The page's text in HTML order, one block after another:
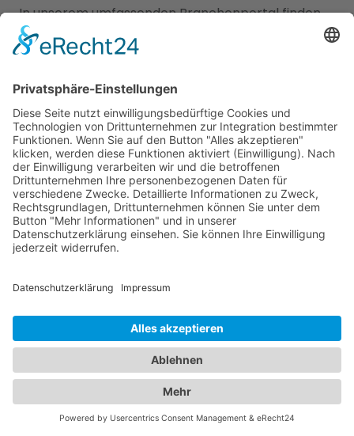
In unserem umfassenden Branchenportal finden
Sie nicht nur alle Informationen rund um
zuverlässige Abschleppdienste, sondern auch eine
Aufenthalt. Wir bieten Ihnen eine vielfältige
Plattform, um sowohl bei Fahrzeugpannen als
auch bei der Suche nach der perfekten Unterkunft
bestens informiert zu sein. Egal ob Sie geschäftlich
oder privat unterwegs sind, unser Branchenportal
präsentiert Ihnen eine Vielzahl von Hotels in
verschiedenen Preiskategorien und mit
unterschiedlichen Ausstattungen. Erfahren Sie
mehr über Lage, Zimmeroptionen,
finden. Von luxuriösen 5-Sterne-Hotels bis hin zu
gemütlichen Bed & Breakfasts - bei uns werden Sie
fündig. Gleichzeitig bieten wir Ihnen umfassende
Informationen zu zuverlässigen
Abschleppdiensten in Ihrer Umgebung. Wenn Sie
eine Fahrzeugpanne haben oder abgeschleppt
werden müssen, können Sie auf unsere Datenbank